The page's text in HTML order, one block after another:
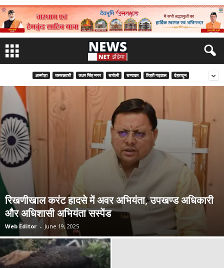
अल्मोड़ा उत्तरकाशी उधम सिंह नगर चमोली चम्पावत टिहरी गढ़वाल देहरादून
रिखणीखाल करंट हादसे में अवर अभियंता, उपखण्ड अधिकारी
और अधिशासी अभियंता सस्पेंड
Web Editor - June 19, 2025